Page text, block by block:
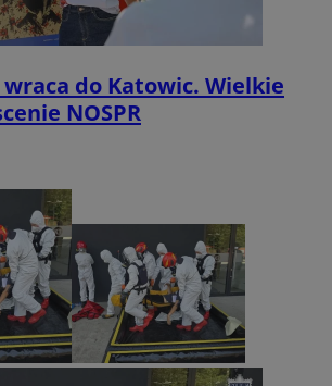
wraca do Katowic. Wielkie
NOSPR